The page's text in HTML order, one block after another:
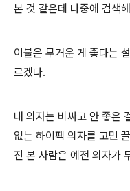
본 것 같은데 나중에 검색
이불은 무거운 게 좋다는
르겠다.
내 의자는 비싸고 안 좋은
없는 하이팩 의자를 고민
진 본 사람은 예전 의자가